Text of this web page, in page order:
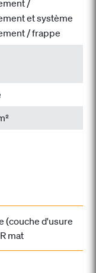
/
et système
/ frappe
(couche d'usure
mat